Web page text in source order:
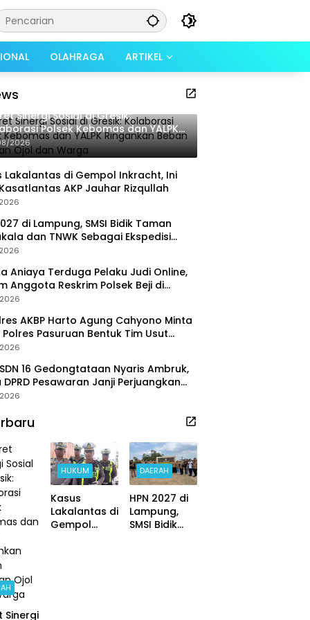
OLAHRAGA ARTIKEL
Sinergi Sosial di Gresik:
Polsek Kebomas dan YALPK
Beban Ratusan Ojol dan
2026
Lakalantas di Gempol Inkracht, Ini
AKP Jauhar Rizqullah
di Lampung, SMSI Bidik Taman
dan TNWK Sebagai Ekspedisi
Aniaya Terduga Pelaku Judi Online,
Anggota Reskrim Polsek Beji di
AKBP Harto Agung Cahyono Minta
Pasuruan Bentuk Tim Usut
Terduga Pelaku Judi Online
16 Gedongtataan Nyaris Ambruk,
DPRD Pesawaran Janji Perjuangkan
Perbaikan
Sinergi
HUKUM
Kasus
Lakalantas di
Gempol
DAERAH
HPN 2027 di
Lampung,
SMSI Bidik